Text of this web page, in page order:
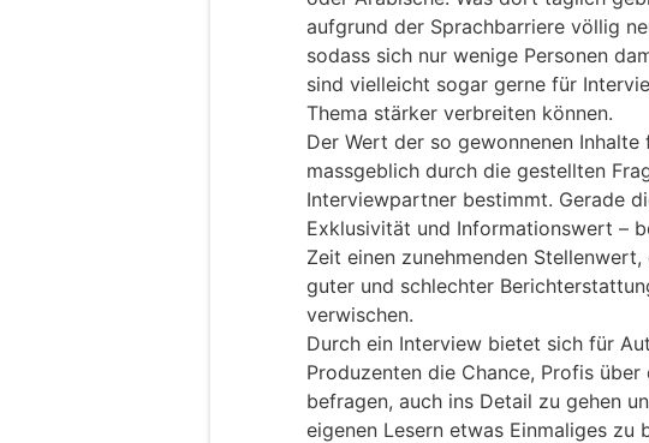
aufgrund der Sprachbarriere völlig
sodass sich nur wenige Personen
sind vielleicht sogar gerne für
Thema stärker verbreiten können.
Der Wert der so gewonnenen
massgeblich durch die gestellten
Interviewpartner bestimmt. Gerade
Exklusivität und Informationswert –
Zeit einen zunehmenden
guter und schlechter
verwischen.
Durch ein Interview bietet sich für
Produzenten die Chance, Profis
befragen, auch ins Detail zu gehen
eigenen Lesern etwas Einmaliges zu